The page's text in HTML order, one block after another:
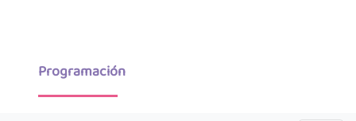
Programación